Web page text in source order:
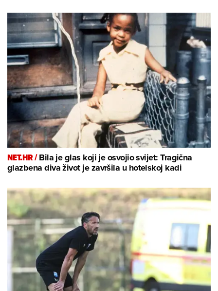
NET.HR /Bila je glas koji je osvojio svijet: Tragična
glazbena diva život je završila u hotelskoj kadi